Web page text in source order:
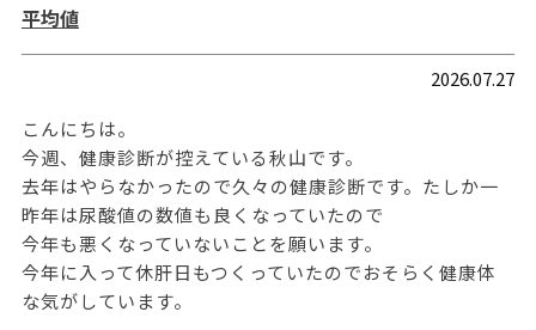
平均値
2026.07.27
こんにちは。
今週、健康診断が控えている秋山です。
去年はやらなかったので久々の健康診断です。たしか一
昨年は尿酸値の数値も良くなっていたので
今年も悪くなっていないことを願います。
今年に入って休肝日もつくっていたのでおそらく健康体
な気がしています。